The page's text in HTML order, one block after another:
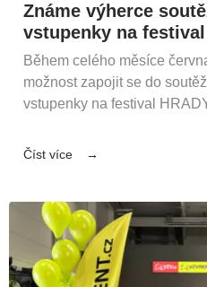
Známe výherce
vstupenky na festival
Během celého měsíce
možnost zapojit se do
vstupenky na festival
Číst více